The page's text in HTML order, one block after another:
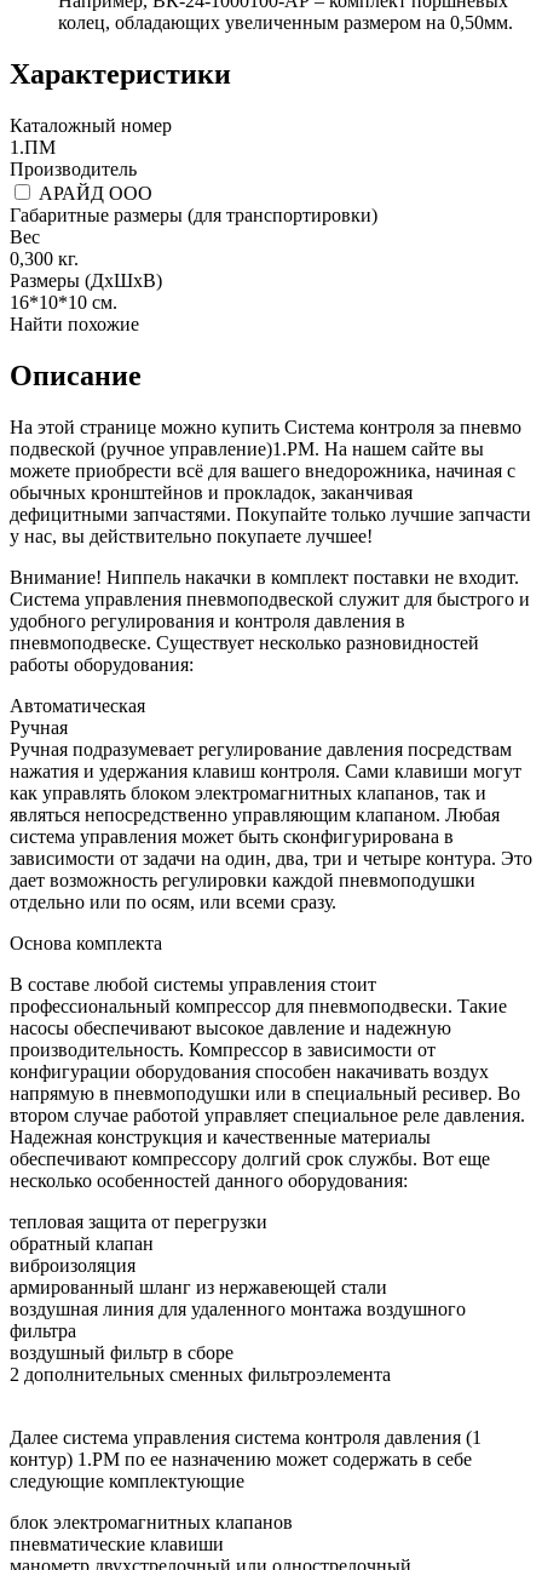
колец, обладающих увеличенным размером на 0,50мм.
Характеристики
Каталожный номер
1.ПМ
Производитель
АРАЙД ООО
Габаритные размеры (для транспортировки)
Вес
0,300 кг.
Размеры (ДхШхВ)
16*10*10 см.
Найти похожие
Описание
На этой странице можно купить Система контроля за пневмо
подвеской (ручное управление)1.PM. На нашем сайте вы
можете приобрести всё для вашего внедорожника, начиная с
обычных кронштейнов и прокладок, заканчивая
дефицитными запчастями. Покупайте только лучшие запчасти
у нас, вы действительно покупаете лучшее!
Внимание! Ниппель накачки в комплект поставки не входит.
Система управления пневмоподвеской служит для быстрого и
удобного регулирования и контроля давления в
пневмоподвеске. Существует несколько разновидностей
работы оборудования:
Автоматическая
Ручная
Ручная подразумевает регулирование давления посредствам
нажатия и удержания клавиш контроля. Сами клавиши могут
как управлять блоком электромагнитных клапанов, так и
являться непосредственно управляющим клапаном. Любая
система управления может быть сконфигурирована в
зависимости от задачи на один, два, три и четыре контура. Это
дает возможность регулировки каждой пневмоподушки
отдельно или по осям, или всеми сразу.
Основа комплекта
В составе любой системы управления стоит
профессиональный компрессор для пневмоподвески. Такие
насосы обеспечивают высокое давление и надежную
производительность. Компрессор в зависимости от
конфигурации оборудования способен накачивать воздух
напрямую в пневмоподушки или в специальный ресивер. Во
втором случае работой управляет специальное реле давления.
Надежная конструкция и качественные материалы
обеспечивают компрессору долгий срок службы. Вот еще
несколько особенностей данного оборудования:
тепловая защита от перегрузки
обратный клапан
виброизоляция
армированный шланг из нержавеющей стали
воздушная линия для удаленного монтажа воздушного
фильтра
воздушный фильтр в сборе
2 дополнительных сменных фильтроэлемента
Далее система управления система контроля давления (1
контур) 1.PM по ее назначению может содержать в себе
следующие комплектующие
блок электромагнитных клапанов
пневматические клавиши
манометр двухстрелочный или однострелочный